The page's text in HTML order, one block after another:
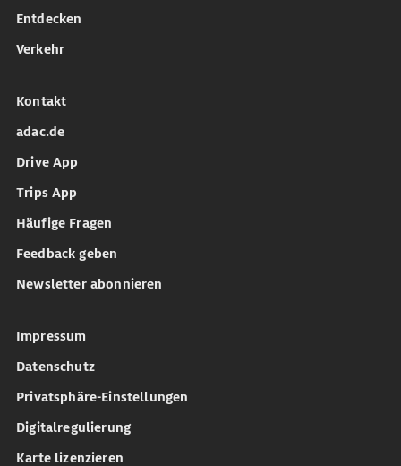
Entdecken
Verkehr
Kontakt
adac.de
Drive App
Trips App
Häufige Fragen
Feedback geben
Newsletter abonnieren
Impressum
Datenschutz
Privatsphäre-Einstellungen
Digitalregulierung
Karte lizenzieren